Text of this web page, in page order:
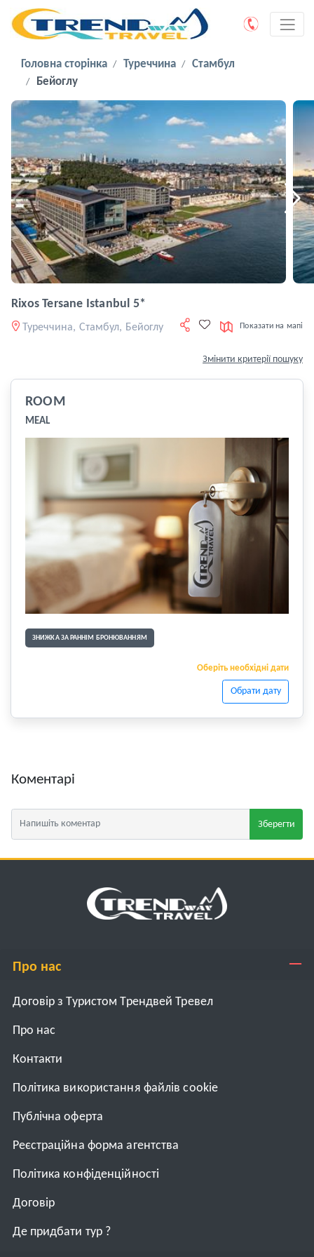
Головна сторінка Туреччина
Стамбул
Бейоглу
Rixos Tersane Istanbul 5*
Туреччина, Стамбул, Бейоглу Показати на мапі
Змінити критерії пошуку
ROOM
MEAL
ЗНИЖКА ЗА РАННІМ БРОНЮВАННЯМ
Оберіть необхідні дати
Обрати дату
Коментарі
Зберегти
Про нас
Договір з Туристом Трендвей Тревел
Про нас
Контакти
Політика використання файлів cookie
Публічна оферта
Реєстраційна форма агентства
Політика конфіденційності
Договiр
Де придбати тур ?